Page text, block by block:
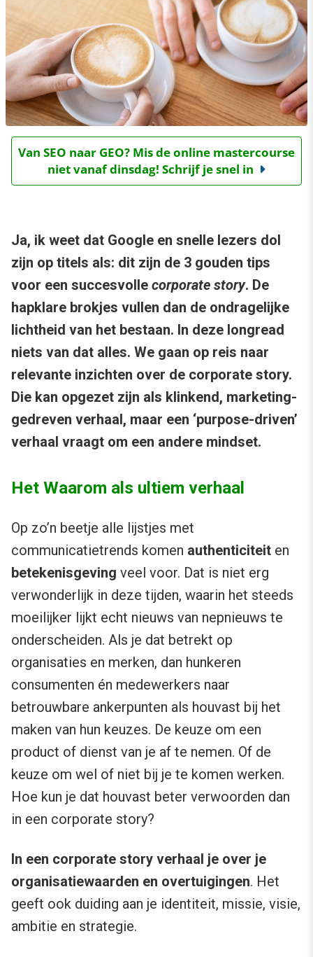
Van SEO naar GEO? Mis de online mastercourse
niet vanaf dinsdag! Schrijf je snel in
Ja, ik weet dat Google en snelle lezers dol
zijn op titels als: dit zijn de 3 gouden tips
voor een succesvolle corporate story. De
hapklare brokjes vullen dan de ondragelijke
lichtheid van het bestaan. In deze longread
niets van dat alles. We gaan op reis naar
relevante inzichten over de corporate story.
Die kan opgezet zijn als klinkend, marketing-
gedreven verhaal, maar een ‘purpose-driven’
verhaal vraagt om een andere mindset.
Het Waarom als ultiem verhaal
Op zo’n beetje alle lijstjes met
communicatietrends komen authenticiteit en
betekenisgeving veel voor. Dat is niet erg
verwonderlijk in deze tijden, waarin het steeds
moeilijker lijkt echt nieuws van nepnieuws te
onderscheiden. Als je dat betrekt op
organisaties en merken, dan hunkeren
consumenten én medewerkers naar
betrouwbare ankerpunten als houvast bij het
maken van hun keuzes. De keuze om een
product of dienst van je af te nemen. Of de
keuze om wel of niet bij je te komen werken.
Hoe kun je dat houvast beter verwoorden dan
in een corporate story?
In een corporate story verhaal je over je
organisatiewaarden en overtuigingen. Het
geeft ook duiding aan je identiteit, missie, visie,
ambitie en strategie.